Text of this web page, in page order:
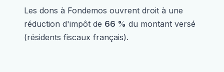
Les dons à Fondemos ouvrent droit à une
réduction d'impôt de 66 % du montant versé
(résidents fiscaux français).